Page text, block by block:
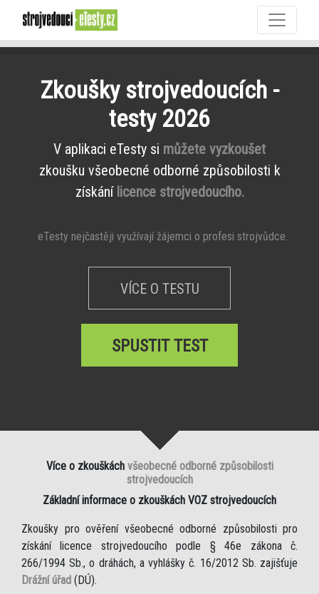
Zkoušky strojvedoucích -
testy 2026
V aplikaci eTesty si můžete vyzkoušet
zkoušku všeobecné odborné způsobilosti k
získání licence strojvedoucího.
eTesty nejčastěji využívají žájemci o profesi strojvůdce.
VÍCE O TESTU
SPUSTIT TEST
Více o zkouškách všeobecné odborné způsobilosti
strojvedoucích
Základní informace o zkouškách VOZ strojvedoucích
Zkoušky pro ověření všeobecné odborné způsobilosti pro
získání licence strojvedoucího podle § 46e zákona č.
266/1994 Sb., o dráhách, a vyhlášky č. 16/2012 Sb. zajišťuje
Drážní úřad (DÚ).